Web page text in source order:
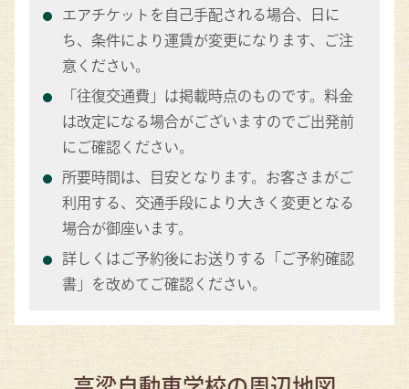
エアチケットを自己手配される場合、日に
ち、条件により運賃が変更になります、ご注
意ください。
「往復交通費」は掲載時点のものです。料金
は改定になる場合がございますのでご出発前
にご確認ください。
所要時間は、目安となります。お客さまがご
利用する、交通手段により大きく変更となる
場合が御座います。
詳しくはご予約後にお送りする「ご予約確認
書」を改めてご確認ください。